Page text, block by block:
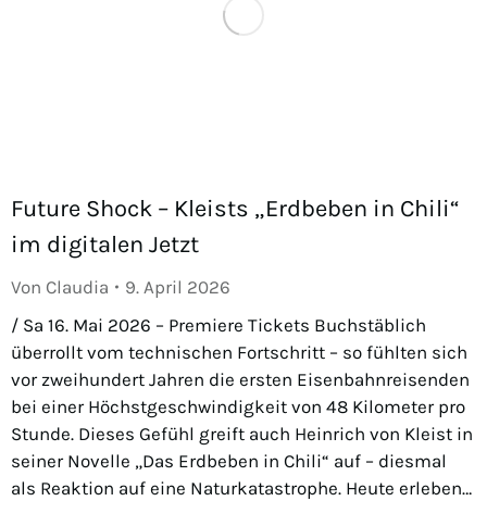
Future Shock – Kleists „Erdbeben in Chili“
im digitalen Jetzt
Von Claudia
9. April 2026
/ Sa 16. Mai 2026 – Premiere Tickets Buchstäblich
überrollt vom technischen Fortschritt – so fühlten sich
vor zweihundert Jahren die ersten Eisenbahnreisenden
bei einer Höchstgeschwindigkeit von 48 Kilometer pro
Stunde. Dieses Gefühl greift auch Heinrich von Kleist in
seiner Novelle „Das Erdbeben in Chili“ auf – diesmal
als Reaktion auf eine Naturkatastrophe. Heute erleben…